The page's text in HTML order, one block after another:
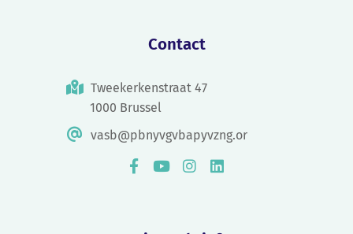
Contact
Tweekerkenstraat 47
1000 Brussel
vasb@pbnyvgvbapyvzng.or